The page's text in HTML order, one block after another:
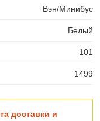
Вэн/Минибус
Белый
101
1499
доставки и